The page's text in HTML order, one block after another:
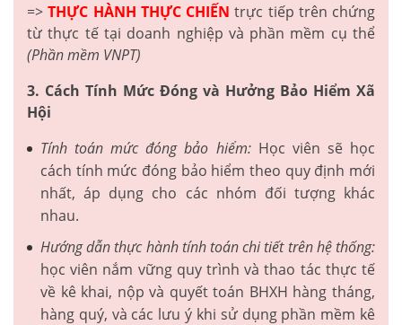
=>THỰC HÀNH THỰC CHIẾN trực tiếp trên chứng
từ thực tế tại doanh nghiệp và phần mềm cụ thể
(Phần mềm VNPT)
3. Cách Tính Mức Đóng và Hưởng Bảo Hiểm Xã
Hội
Tính toán mức đóng bảo hiểm:Học viên sẽ học
cách tính mức đóng bảo hiểm theo quy định mới
nhất, áp dụng cho các nhóm đối tượng khác
nhau.
Hướng dẫn thực hành tính toán chi tiết trên hệ thống:
học viên nắm vững quy trình và thao tác thực tế
về kê khai, nộp và quyết toán BHXH hàng tháng,
hàng quý, và các lưu ý khi sử dụng phần mềm kê